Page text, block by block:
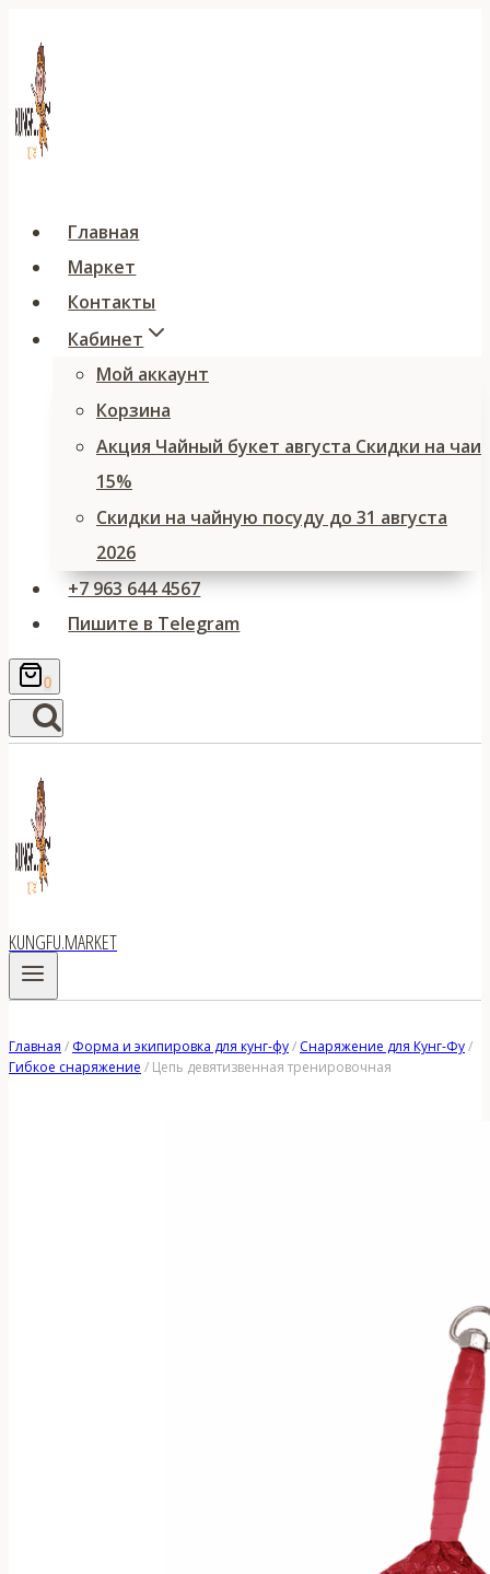
содержимому
Главная
Маркет
Контакты
Кабинет
Мой аккаунт
Корзина
Акция Чайный букет августа Скидки на чаи
15%
Скидки на чайную посуду до 31 августа
2026
+7 963 644 4567
Пишите в Telegram
0
KUNGFU.MARKET
Главная / Форма и экипировка для кунг-фу/ Снаряжение для Кунг-Фу/
Гибкое снаряжение / Цепь девятизвенная тренировочная